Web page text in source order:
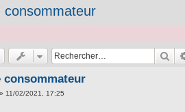
consommateur
consommateur
» 11/02/2021, 17:25